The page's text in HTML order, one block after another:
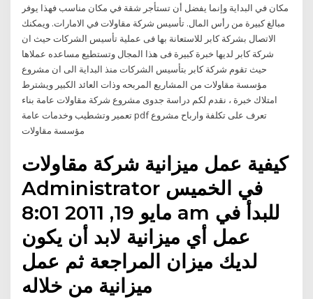
مكان في البداية وإنما يفضل أن تستأجر شقة في مكان مناسب فهذا يوفر
مبالغ كبيرة من رأس المال. تأسيس شركة مقاولات في الامارات. ويمكنك
الاتصال بشركة كابر للاستعانة بها فى عملية تأسيس الشركات حيث ان
شركة كابر لديها خبرة كبيرة فى هذا المجال وتستطيع مساعده عملاها
حيث تقوم شركة كابر بتأسيس الشركات منذ البداية الى ان مشروع
مؤسسة مقاولات من المشاريع المربحه وذات العائد الكبير ويشترط
امتلاك خبرة ، نقدم لكم دراسة جدوى مشروع شركة مقاولات عامة بناء
تعمير وتشطيب وخدمات عامة pdf تعرف على تكلفة وارباح مشروع
مؤسسة مقاولات
كيفية عمل ميزانية شركة مقاولات
Administrator في الخميس
مايو 19, 2011 8:01 am للبدأ في
عمل أي ميزانية لابد أن يكون
لديك ميزان المراجعة ثم عمل
ميزانية من خلاله